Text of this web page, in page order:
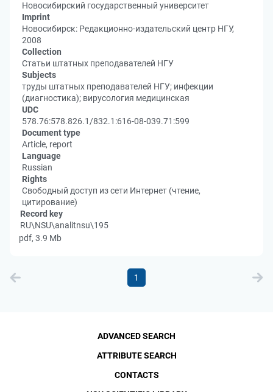
Новосибирский государственный университет
Imprint
Новосибирск: Редакционно-издательский центр НГУ,
2008
Collection
Статьи штатных преподавателей НГУ
Subjects
труды штатных преподавателей НГУ; инфекции
(диагностика); вирусология медицинская
UDC
578.76:578.826.1/832.1:616-08-039.71:599
Document type
Article, report
Language
Russian
Rights
Свободный доступ из сети Интернет (чтение,
цитирование)
Record key
RU\NSU\analitnsu\195
pdf, 3.9 Mb
1
ADVANCED SEARCH
ATTRIBUTE SEARCH
CONTACTS